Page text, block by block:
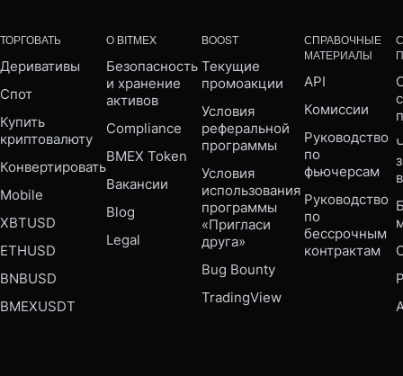
ТОРГОВАТЬ
Деривативы
Спот
Купить
криптовалюту
Конвертировать
Mobile
XBTUSD
ETHUSD
BNBUSD
BMEXUSDT
О BITMEX
Безопасность
и хранение
активов
Compliance
BMEX Token
Вакансии
Blog
Legal
BOOST
Текущие
промоакции
Условия
реферальной
программы
Условия
использования
программы
«Пригласи
друга»
Bug Bounty
TradingView
СПРАВОЧНЫЕ
МАТЕРИАЛЫ
API
Комиссии
Руководство
по
фьючерсам
Руководство
по
бессрочным
контрактам